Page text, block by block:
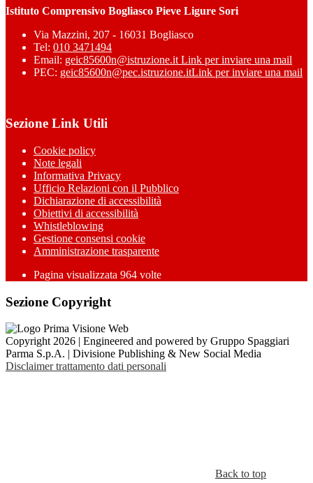
Istituto Comprensivo Bogliasco Pieve Ligure Sori
Via Mazzini, 207 - 16031 Bogliasco
Tel: 010 3471494
Email: geic85600n@istruzione.itLink per inviare una mail
PEC: geic85600n@pec.istruzione.itLink per inviare una mail
Sezione Link Utili
Cookie policy
Note legali
Informativa Privacy
Ufficio Relazioni con il Pubblico
Dichiarazione di accessibilità
Obiettivi di accessibilità
Whistleblowing
Gestione consensi cookie
Amministrazione trasparente
Pagina visualizzata 964 volte
Sezione Copyright
Copyright 2026 | Engineered and powered by Gruppo Spaggiari
Parma S.p.A. | Divisione Publishing & New Social Media
Disclaimer trattamento dati personali
Back to top